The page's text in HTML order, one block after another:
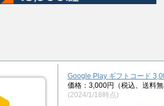
Google Play ギフトコード
価格：3,000円（税込、送料
(2024/1/18時点)